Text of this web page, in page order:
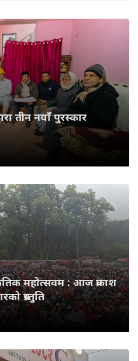
तीन नयाँ पुरस्कार
महोत्सवम : आज प्रकाश
प्रस्तुति